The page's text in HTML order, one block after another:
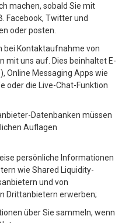
machen, sobald Sie mit
Facebook, Twitter und
oder posten.
bei Kontaktaufnahme von
mit uns auf. Dies beinhaltet E-
Online Messaging Apps wie
oder die Live-Chat-Funktion
Datenbanken müssen
Auflagen
persönliche Informationen
wie Shared Liquidity-
und von
Drittanbietern erwerben;
über Sie sammeln, wenn